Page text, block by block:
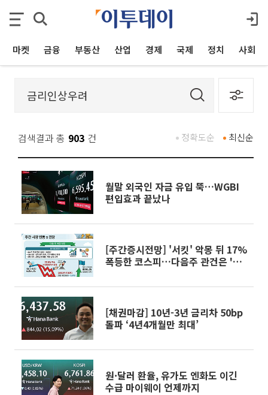
마켓 금융 부동산 산업 경제 국제 정치 사회
검색결과 총 903 건 최신순
정확도순
월말 외국인 자금 유입 뚝…WGBI
편입효과 끝났나
[주간증시전망] '서킷' 악몽 뒤 17%
폭등한 코스피…다음주 관건은 '美
[채권마감] 10년-3년 금리차 50bp
돌파 ‘4년4개월만 최대’
원·달러 환율, 유가도 엔화도 이긴
수급 마이웨이 언제까지